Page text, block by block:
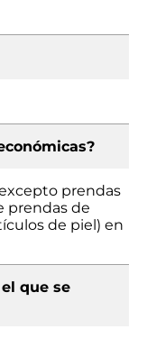
prendas
prendas de
de piel) en
que se